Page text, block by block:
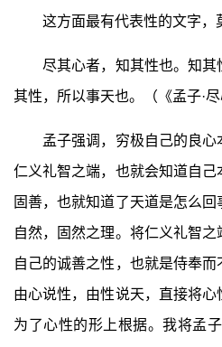
这方面最有代表性的文字，
尽其心者，知其性也。知其
其性，所以事天也。（《孟子·尽
孟子强调，穷极自己的良心
仁义礼智之端，也就会知道自
固善，也就知道了天道是怎么
自然，固然之理。将仁义礼智
自己的诚善之性，也就是侍奉
由心说性，由性说天，直接将
为了心性的形上根据。我将孟